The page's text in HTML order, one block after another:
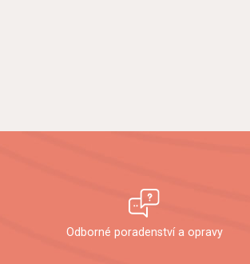
Odborné poradenství a opravy